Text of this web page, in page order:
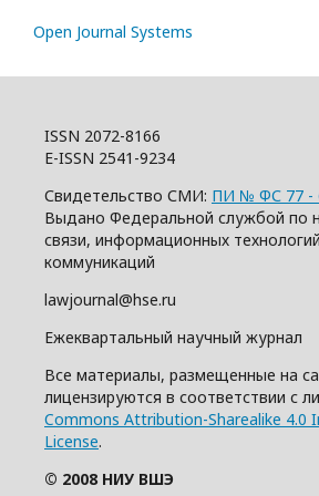
Open Journal Systems
ISSN 2072-8166
E-ISSN 2541-9234
Свидетельство СМИ: ПИ № ФС 77 -
Выдано Федеральной службой по
связи, информационных
коммуникаций
lawjournal@hse.ru
Ежеквартальный научный журнал
Все материалы, размещенные на
лицензируются в соответствии с
Commons Attribution-Sharealike 4.0
License.
© 2008 НИУ ВШЭ